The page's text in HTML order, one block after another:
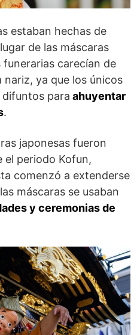
estaban hechas de
de las máscaras
funerarias carecían de
nariz, ya que los únicos
difuntos para ahuyentar
.
japonesas fueron
el periodo Kofun,
comenzó a extenderse
máscaras se usaban
y ceremonias de